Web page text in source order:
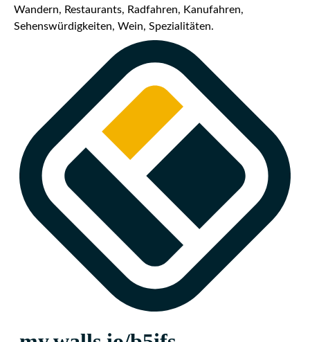
Wandern, Restaurants, Radfahren, Kanufahren,
Sehenswürdigkeiten, Wein, Spezialitäten.